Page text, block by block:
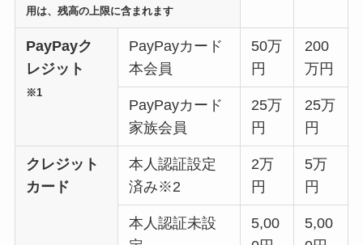
用は、残高の上限に含まれます
PayPayク
レジット
※1
PayPayカード
本会員
50万
円
200
万円
PayPayカード
家族会員
25万
円
25万
円
クレジット
カード
本人認証設定
済み※2
2万
円
5万
円
本人認証未設
5,00
5,00